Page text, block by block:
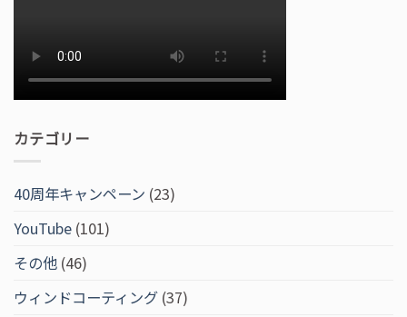
カテゴリー
40周年キャンペーン (23)
YouTube (101)
その他 (46)
ウィンドコーティング (37)